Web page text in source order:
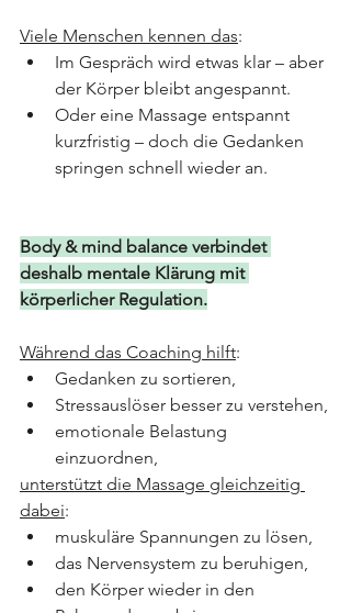
Viele Menschen kennen das:
Im Gespräch wird etwas klar – aber
der Körper bleibt angespannt.
Oder eine Massage entspannt
kurzfristig – doch die Gedanken
springen schnell wieder an.
Body & mind balance verbindet
deshalb mentale Klärung mit
körperlicher Regulation.
Während das Coaching hilft:
Gedanken zu sortieren,
Stressauslöser besser zu verstehen,
emotionale Belastung
einzuordnen,
unterstützt die Massage gleichzeitig
dabei:
muskuläre Spannungen zu lösen,
das Nervensystem zu beruhigen,
den Körper wieder in den